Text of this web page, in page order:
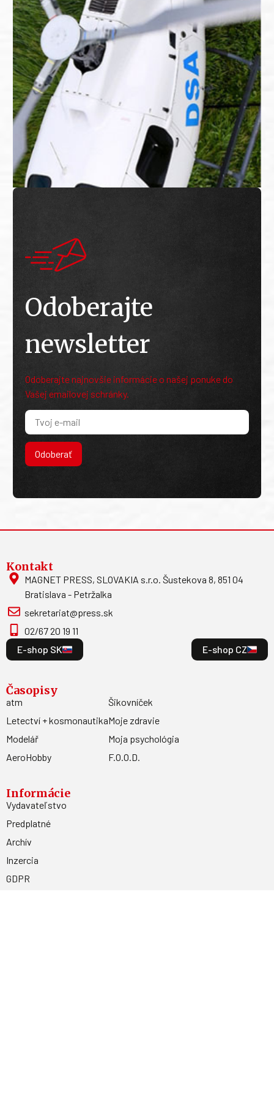
Odoberajte
newsletter
Odoberajte najnovšie informácie o našej ponuke do
Vašej emailovej schránky.
Odoberať
Kontakt
MAGNET PRESS, SLOVAKIA s.r.o. Šustekova 8, 851 04
Bratislava - Petržalka
sekretariat@press.sk
02/67 20 19 11
E-shop SK
E-shop CZ
Časopisy
atm
Letectví + kosmonautika
Modelář
AeroHobby
Šikovníček
Moje zdravie
Moja psychológia
F.O.O.D.
Informácie
Vydavateľstvo
Predplatné
Archív
Inzercia
GDPR